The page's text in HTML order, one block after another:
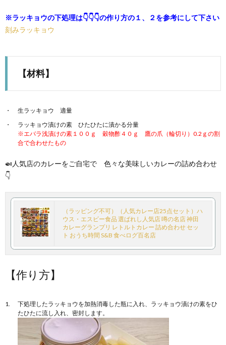
※ラッキョウの下処理は👇👇👇の作り方の１、２を参考にして下さい
刻みラッキョウ
【材料】
生ラッキョウ 適量
ラッキョウ漬けの素 ひたひたに漬かる分量
※エバラ浅漬けの素１００ｇ 穀物酢４０ｇ 鷹の爪（輪切り）0.2ｇの割
合で合わせたもの
🍛人気店のカレーをご自宅で 色々な美味しいカレーの詰め合わせ
👇
（ラッピング不可）（人気カレー店25点セット）ハ
ウス・エスビー食品 選ばれし人気店 噂の名店 神田
カレーグランプリ レトルトカレー 詰め合わせ セッ
ト おうち時間 S&B 食べログ百名店
【作り方】
下処理したラッキョウを加熱消毒した瓶に入れ、ラッキョウ漬けの素をひ
たひたに流し入れ、密封します。